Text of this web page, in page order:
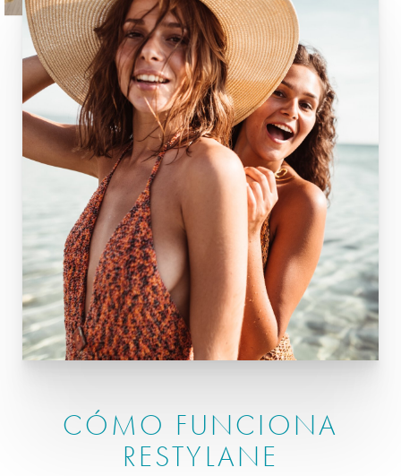
Contour
Refyne
Defyne
Consultation
CÓMO FUNCIONA
RESTYLANE